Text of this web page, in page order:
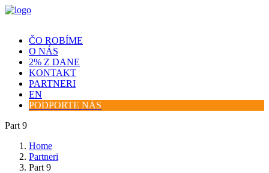
ČO ROBÍME
O NÁS
2% Z DANE
KONTAKT
PARTNERI
EN
PODPORTE NÁS
Part 9
Home
Partneri
Part 9